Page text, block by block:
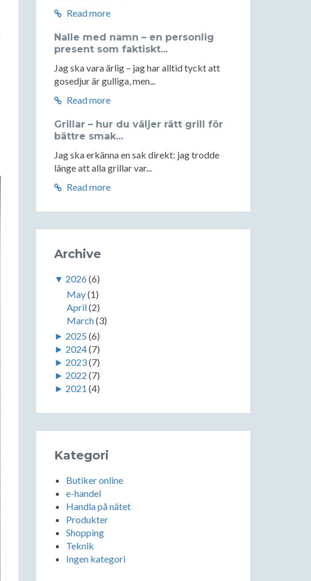
Read more
Nalle med namn – en personlig
present som faktiskt...
Jag ska vara ärlig – jag har alltid tyckt att
gosedjur är gulliga, men...
Read more
Grillar – hur du väljer rätt grill för
bättre smak...
Jag ska erkänna en sak direkt: jag trodde
länge att alla grillar var...
Read more
Archive
▼ 2026(6)
May(1)
April(2)
March(3)
► 2025 (6)
► 2024(7)
► 2023(7)
► 2022 (7)
► 2021 (4)
Kategori
Butiker online
e-handel
Handla på nätet
Produkter
Shopping
Teknik
Ingen kategori